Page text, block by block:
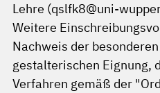
Lehre (qslfk8@uni-
Weitere
Nachweis der
gestalterischen Eignung,
Verfahren gemäß der